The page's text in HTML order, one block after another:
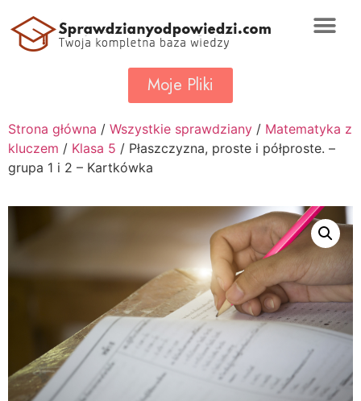
Moje Pliki
Strona główna / Wszystkie sprawdziany / Matematyka z
kluczem / Klasa 5 / Płaszczyzna, proste i półproste. –
grupa 1 i 2 – Kartkówka